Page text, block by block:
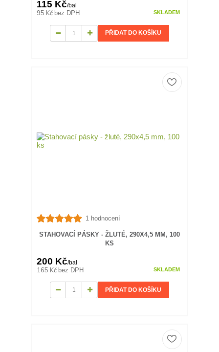
115 Kč/bal
95 Kč bez DPH SKLADEM
PŘIDAT DO KOŠÍKU
1 hodnocení
STAHOVACÍ PÁSKY - ŽLUTÉ, 290X4,5 MM, 100
KS
200 Kč/bal
165 Kč bez DPH SKLADEM
PŘIDAT DO KOŠÍKU